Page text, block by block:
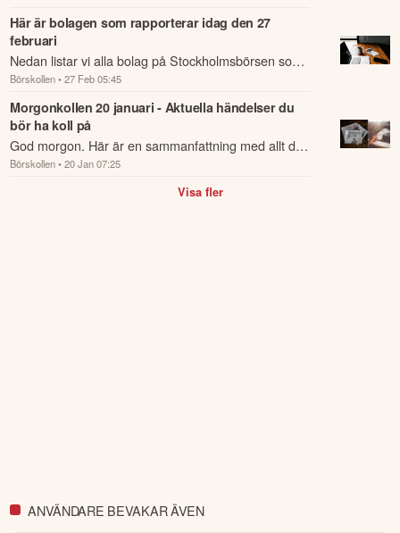
Här är bolagen som rapporterar idag den 27
februari
Nedan listar vi alla bolag på Stockholmsbörsen som
rapporterar idag den 27 februari.
Börskollen • 27 Feb 05:45
Morgonkollen 20 januari - Aktuella händelser du
bör ha koll på
God morgon. Här är en sammanfattning med allt du
behöver veta om nattens händelser och kommande
dagens viktigaste händelser på börsen.
Börskollen • 20 Jan 07:25
Visa fler
ANVÄNDARE BEVAKAR ÄVEN